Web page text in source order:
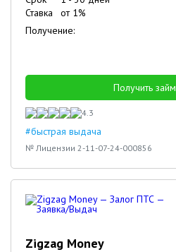
Ставка
от 1%
Получение:
Получить займ
4.3
#быстрая выдача
№ Лицензии 2-11-07-24-000856
Zigzag Money